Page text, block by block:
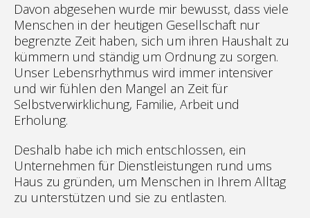
Davon abgesehen wurde mir bewusst, dass viele
Menschen in der heutigen Gesellschaft nur
begrenzte Zeit haben, sich um ihren Haushalt zu
kümmern und ständig um Ordnung zu sorgen.
Unser Lebensrhythmus wird immer intensiver
und wir fühlen den Mangel an Zeit für
Selbstverwirklichung, Familie, Arbeit und
Erholung.
Deshalb habe ich mich entschlossen, ein
Unternehmen für Dienstleistungen rund ums
Haus zu gründen, um Menschen in Ihrem Alltag
zu unterstützen und sie zu entlasten.